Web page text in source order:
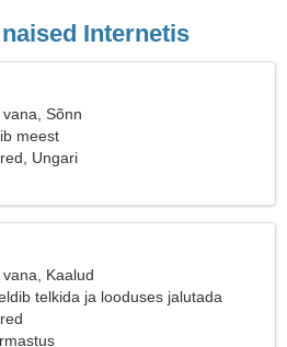
Internetis
Sõnn
meest
Ungari
Kaalud
telkida ja looduses jalutada